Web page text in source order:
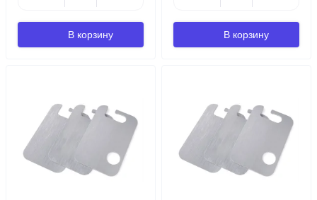
В корзину В корзину